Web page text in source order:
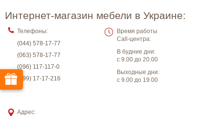
Интернет-магазин мебели в Украине:
Телефоны:
(044) 578-17-77
(063) 578-17-77
(096) 117-117-0
(099) 17-17-216
Время работы
Call-центра:
В будние дни:
с 9.00 до 20.00
Выходные дни:
с 9.00 до 19.00
Адрес: